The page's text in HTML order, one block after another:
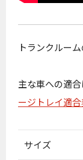
トランクルー
主な車への適
ージトレイ適合
サイズ